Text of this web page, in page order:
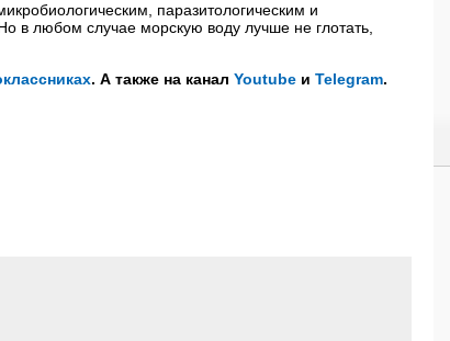
паразитологическим и
в любом случае морскую воду лучше не глотать,
. А также на канал Youtube и Telegram.